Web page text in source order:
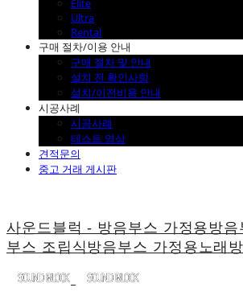
Elite
Ultra
Rental
구매 절차/이용 안내
구매 절차 및 안내
설치 전 확인사항
설치/이전비용 안내
시공사례
시공사례
테스트 영상
견적문의
중고 거래 게시판
사운드블럭 - 방음부스 가정용방음
부스 조립식방음부스 가정용노래